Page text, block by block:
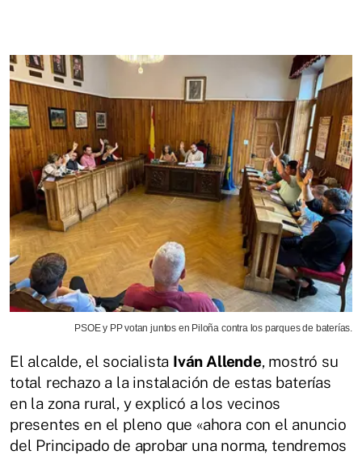
PSOE y PP votan juntos en Piloña contra los parques de baterías.
El alcalde, el socialista Iván Allende, mostró su
total rechazo a la instalación de estas baterías
en la zona rural, y explicó a los vecinos
presentes en el pleno que «ahora con el anuncio
del Principado de aprobar una norma, tendremos